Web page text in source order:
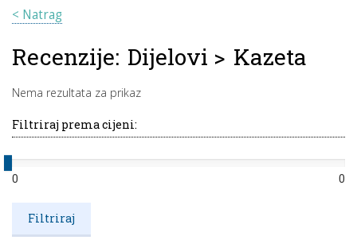
< Natrag
Recenzije: Dijelovi > Kazeta
Nema rezultata za prikaz
Filtriraj prema cijeni:
0 0